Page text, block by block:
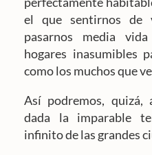
el que sentirnos de
pasarnos media
hogares inasumibles
como los muchos que
Así podremos, quizá,
dada la imparable
infinito de las grandes